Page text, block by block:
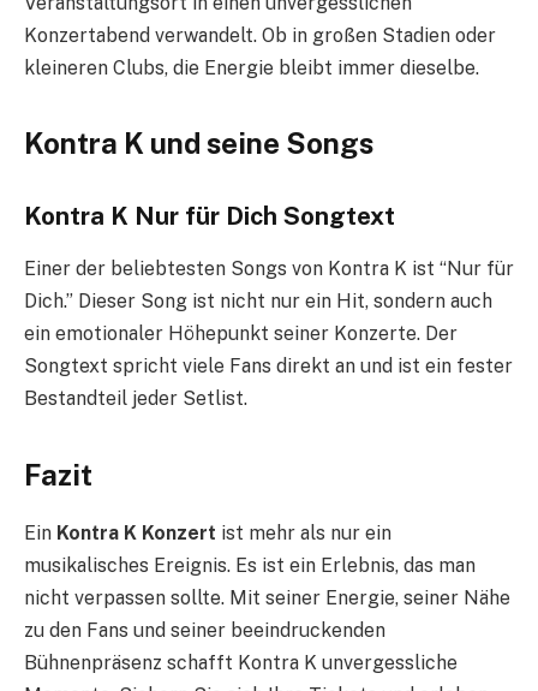
Konzertabend verwandelt. Ob in großen Stadien oder
kleineren Clubs, die Energie bleibt immer dieselbe.
Kontra K und seine Songs
Kontra K Nur für Dich Songtext
Einer der beliebtesten Songs von Kontra K ist “Nur für
Dich.” Dieser Song ist nicht nur ein Hit, sondern auch
ein emotionaler Höhepunkt seiner Konzerte. Der
Songtext spricht viele Fans direkt an und ist ein fester
Bestandteil jeder Setlist.
Fazit
Ein Kontra K Konzert ist mehr als nur ein
musikalisches Ereignis. Es ist ein Erlebnis, das man
nicht verpassen sollte. Mit seiner Energie, seiner Nähe
zu den Fans und seiner beeindruckenden
Bühnenpräsenz schafft Kontra K unvergessliche